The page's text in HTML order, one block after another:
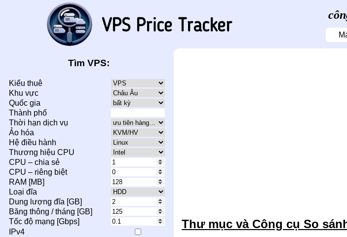
Tìm VPS:
Kiểu thuê
Khu vực
Quốc gia
Thành phố
Thời hạn dịch vụ
Ảo hóa
Hệ điều hành
Thương hiệu CPU
CPU – chia sẻ
CPU – riêng biệt
RAM [MB]
Loại đĩa
Dung lượng đĩa [GB]
Băng thông / tháng [GB]
Tốc độ mạng [Gbps]
IPv4
Thư mục và Công cụ So